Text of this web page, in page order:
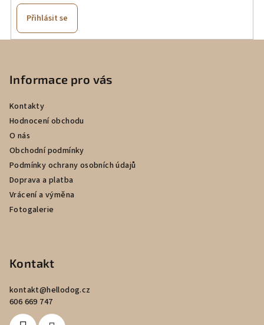
Přihlásit se
Informace pro vás
Kontakty
Hodnocení obchodu
O nás
Obchodní podmínky
Podmínky ochrany osobních údajů
Doprava a platba
Vrácení a výměna
Fotogalerie
Kontakt
kontakt@hellodog.cz
606 669 747